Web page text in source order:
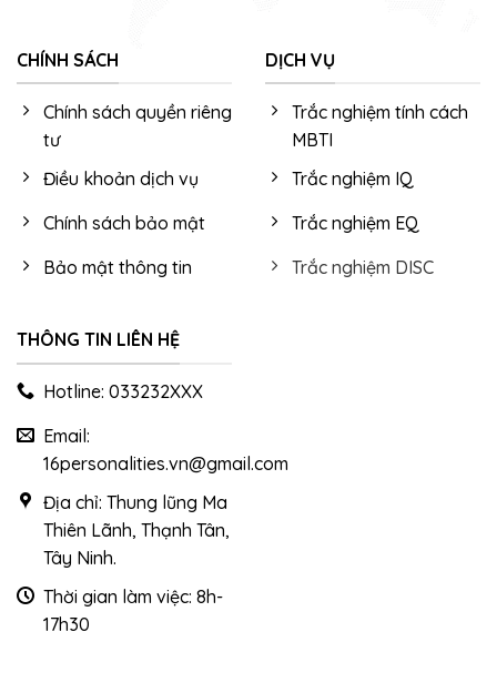
CHÍNH SÁCH
Chính sách quyền riêng
tư
Điều khoản dịch vụ
Chính sách bảo mật
Bảo mật thông tin
DỊCH VỤ
Trắc nghiệm tính cách
MBTI
Trắc nghiệm IQ
Trắc nghiệm EQ
Trắc nghiệm DISC
THÔNG TIN LIÊN HỆ
Hotline: 033232XXX
Email:
16personalities.vn@gmail.com
Địa chỉ: Thung lũng Ma
Thiên Lãnh, Thạnh Tân,
Tây Ninh.
Thời gian làm việc: 8h-
17h30